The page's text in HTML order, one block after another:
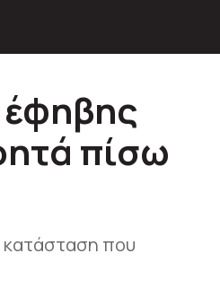
πίσω
κατάσταση που